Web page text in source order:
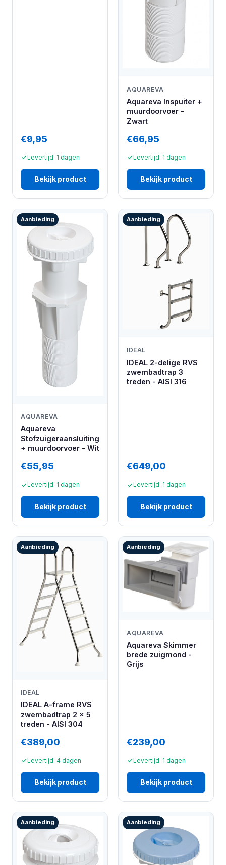
€9,95
Levertijd: 1 dagen
Bekijk product
AQUAREVA
Aquareva Inspuiter +
muurdoorvoer -
Zwart
€66,95
Levertijd: 1 dagen
Bekijk product
Aanbieding
AQUAREVA
Aquareva
Stofzuigeraansluiting
+ muurdoorvoer - Wit
€55,95
Levertijd: 1 dagen
Bekijk product
Aanbieding
IDEAL
IDEAL 2-delige RVS
zwembadtrap 3
treden - AISI 316
€649,00
Levertijd: 1 dagen
Bekijk product
Aanbieding
IDEAL
IDEAL A-frame RVS
zwembadtrap 2 x 5
treden - AISI 304
€389,00
Levertijd: 4 dagen
Bekijk product
Aanbieding
AQUAREVA
Aquareva Skimmer
brede zuigmond -
Grijs
€239,00
Levertijd: 1 dagen
Bekijk product
Aanbieding Aanbieding